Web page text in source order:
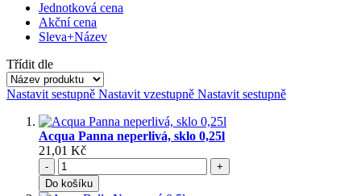
Jednotková cena
Akční cena
Sleva+Název
Třídit dle
Nastavit sestupně Nastavit vzestupně Nastavit sestupně
Acqua Panna neperlivá, sklo 0,25l
21,01 Kč
-
+
Do košíku